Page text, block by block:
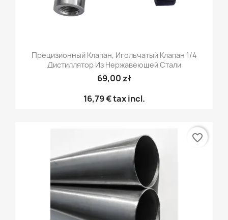
Прецизионный Клапан, Игольчатый Клапан 1/4
Дистиллятор Из Нержавеющей Стали
69,00 zł
16,79 €tax incl.
favorite_border